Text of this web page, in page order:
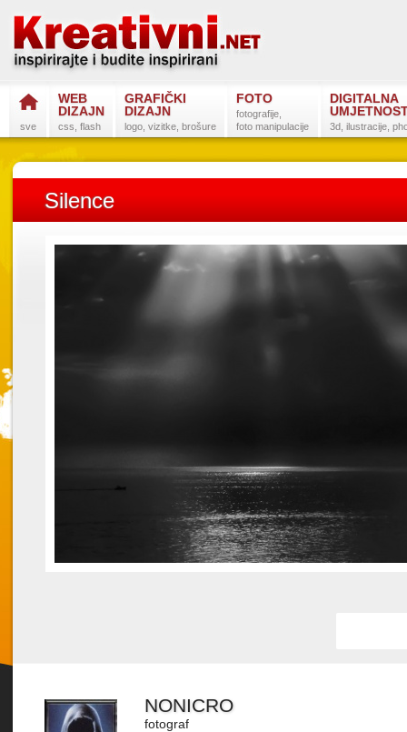
sve
WEB
DIZAJN
css, flash
GRAFIČKI
DIZAJN
logo, vizitke, brošure
FOTO
fotografije,
foto manipulacije
DIGITALNA
3d, ilustracije,
Silence
NONICRO
fotograf